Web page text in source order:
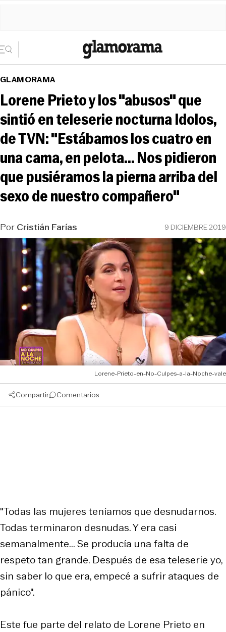
GLAMORAMA
Lorene Prieto y los "abusos" que
sintió en teleserie nocturna Idolos,
de TVN: "Estábamos los cuatro en
una cama, en pelota... Nos pidieron
que pusiéramos la pierna arriba del
sexo de nuestro compañero"
PorCristián Farías 9 DICIEMBRE 2019
Lorene-Prieto-en-No-Culpes-a-la-Noche-vale
Compartir Comentarios
"Todas las mujeres teníamos que desnudarnos.
Todas terminaron desnudas. Y era casi
semanalmente... Se producía una falta de
respeto tan grande. Después de esa teleserie yo,
sin saber lo que era, empecé a sufrir ataques de
pánico".
Este fue parte del relato de Lorene Prieto en